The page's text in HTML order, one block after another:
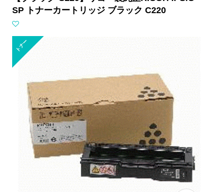
SP トナーカートリッジ ブラック C220
トナー